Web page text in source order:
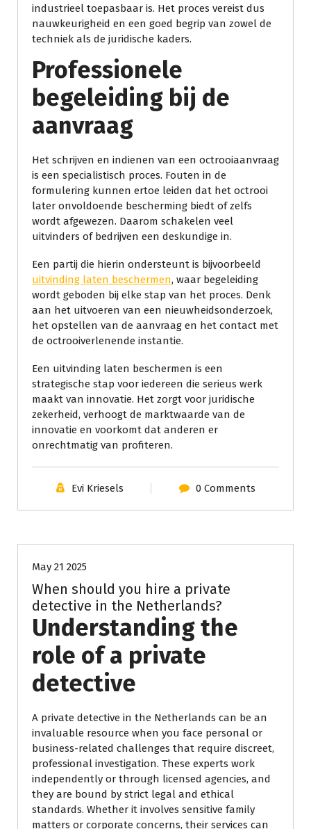
industrieel toepasbaar is. Het proces vereist dus
nauwkeurigheid en een goed begrip van zowel de
techniek als de juridische kaders.
Professionele
begeleiding bij de
aanvraag
Het schrijven en indienen van een octrooiaanvraag
is een specialistisch proces. Fouten in de
formulering kunnen ertoe leiden dat het octrooi
later onvoldoende bescherming biedt of zelfs
wordt afgewezen. Daarom schakelen veel
uitvinders of bedrijven een deskundige in.
Een partij die hierin ondersteunt is bijvoorbeeld
uitvinding laten beschermen, waar begeleiding
wordt geboden bij elke stap van het proces. Denk
aan het uitvoeren van een nieuwheidsonderzoek,
het opstellen van de aanvraag en het contact met
de octrooiverlenende instantie.
Een uitvinding laten beschermen is een
strategische stap voor iedereen die serieus werk
maakt van innovatie. Het zorgt voor juridische
zekerheid, verhoogt de marktwaarde van de
innovatie en voorkomt dat anderen er
onrechtmatig van profiteren.
Evi Kriesels 0 Comments
May 21 2025
When should you hire a private
detective in the Netherlands?
Understanding the
role of a private
detective
A private detective in the Netherlands can be an
invaluable resource when you face personal or
business-related challenges that require discreet,
professional investigation. These experts work
independently or through licensed agencies, and
they are bound by strict legal and ethical
standards. Whether it involves sensitive family
matters or corporate concerns, their services can